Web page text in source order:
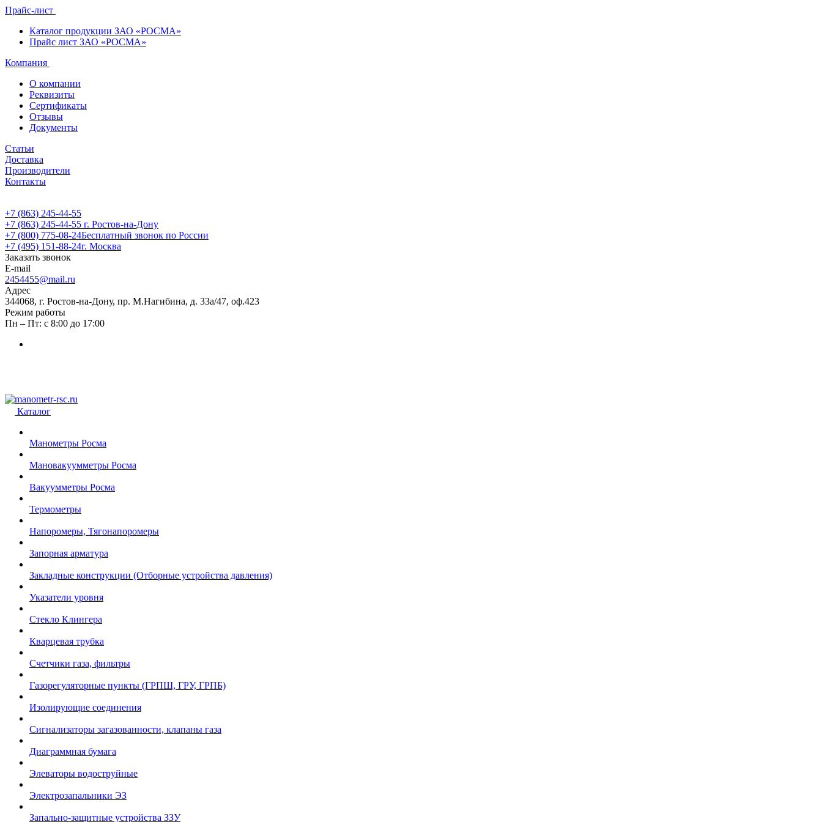
Прайс-лист
Каталог продукции ЗАО «РОСМА»
Прайс лист ЗАО «РОСМА»
Компания
О компании
Реквизиты
Сертификаты
Отзывы
Документы
Статьи
Доставка
Производители
Контакты
+7 (863) 245-44-55
+7 (863) 245-44-55 г. Ростов-на-Дону
+7 (800) 775-08-24Бесплатный звонок по России
+7 (495) 151-88-24г. Москва
Заказать звонок
E-mail
2454455@mail.ru
Адрес
344068, г. Ростов-на-Дону, пр. М.Нагибина, д. 33а/47, оф.423
Режим работы
Пн – Пт: с 8:00 до 17:00
Каталог
Манометры Росма
Мановакуумметры Росма
Вакуумметры Росма
Термометры
Напоромеры, Тягонапоромеры
Запорная арматура
Закладные конструкции (Отборные устройства давления)
Указатели уровня
Стекло Клингера
Кварцевая трубка
Счетчики газа, фильтры
Газорегуляторные пункты (ГРПШ, ГРУ, ГРПБ)
Изолирующие соединения
Сигнализаторы загазованности, клапаны газа
Диаграммная бумага
Элеваторы водоструйные
Электрозапальники ЭЗ
Запально-защитные устройства ЗЗУ